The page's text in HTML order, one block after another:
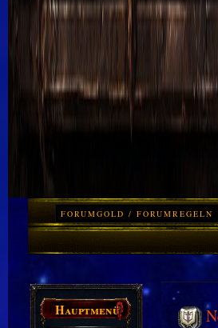
FORUMGOLD / FORUMREGELN
Hauptmenü